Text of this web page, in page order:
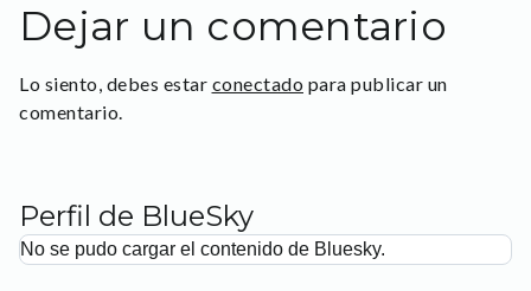
Dejar un comentario
Lo siento, debes estar conectado para publicar un
comentario.
Perfil de BlueSky
No se pudo cargar el contenido de Bluesky.